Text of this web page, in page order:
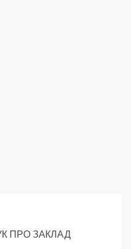
ПРО ЗАКЛАД